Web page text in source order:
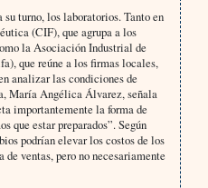
turno, los laboratorios. Tanto en
(CIF), que agrupa a los
la Asociación Industrial de
que reúne a los firmas locales,
analizar las condiciones de
María Angélica Álvarez, señala
importantemente la forma de
que estar preparados”. Según
podrían elevar los costos de los
ventas, pero no necesariamente